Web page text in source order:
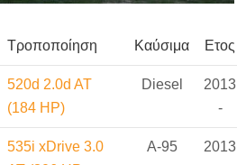
Τροποποίηση Καύσιμα Ετος
520d 2.0d AT
(184 HP)
Diesel
2013
-
535i xDrive 3.0
A-95
2013